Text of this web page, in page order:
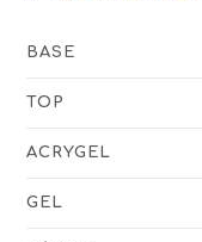
BASE
TOP
ACRYGEL
GEL